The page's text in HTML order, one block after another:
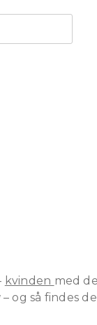
kvinden med
og så findes